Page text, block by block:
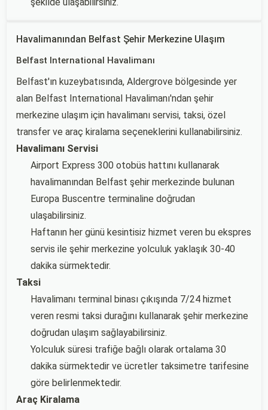
Havalimanından Belfast Şehir Merkezine Ulaşım
Belfast International Havalimanı
Belfast'ın kuzeybatısında, Aldergrove bölgesinde yer
alan Belfast International Havalimanı'ndan şehir
merkezine ulaşım için havalimanı servisi, taksi, özel
transfer ve araç kiralama seçeneklerini kullanabilirsiniz.
Havalimanı Servisi
Airport Express 300 otobüs hattını kullanarak
havalimanından Belfast şehir merkezinde bulunan
Europa Buscentre terminaline doğrudan
ulaşabilirsiniz.
Haftanın her günü kesintisiz hizmet veren bu ekspres
servis ile şehir merkezine yolculuk yaklaşık 30-40
dakika sürmektedir.
Taksi
Havalimanı terminal binası çıkışında 7/24 hizmet
veren resmi taksi durağını kullanarak şehir merkezine
doğrudan ulaşım sağlayabilirsiniz.
Yolculuk süresi trafiğe bağlı olarak ortalama 30
dakika sürmektedir ve ücretler taksimetre tarifesine
göre belirlenmektedir.
Araç Kiralama